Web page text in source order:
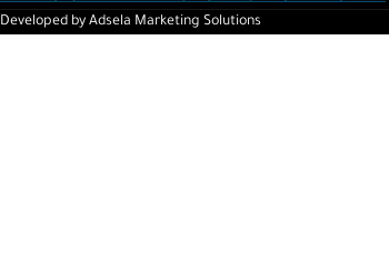
Developed by Adsela Marketing Solutions